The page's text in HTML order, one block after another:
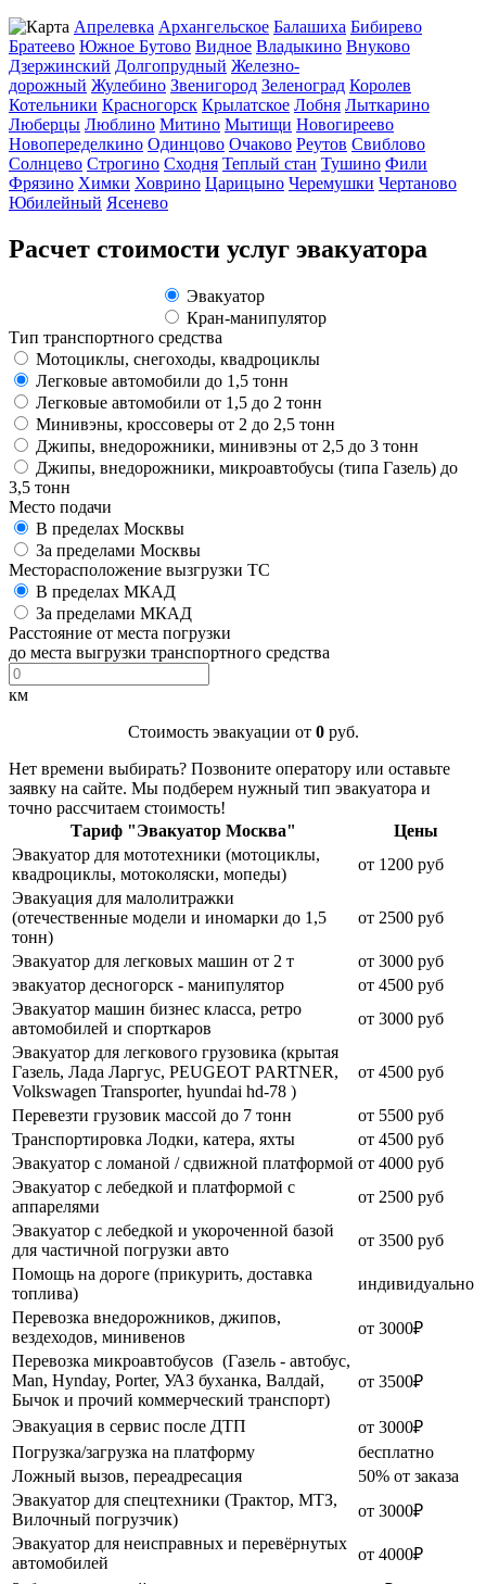
Апрелевка Архангельское Балашиха Бибирево
Братеево Южное Бутово Видное Владыкино Внуково
Дзержинский Долгопрудный Железно-
дорожный Жулебино Звенигород Зеленоград Королев
Котельники Красногорск Крылатское Лобня Лыткарино
Люберцы Люблино Митино Мытищи Новогиреево
Новопеределкино Одинцово Очаково Реутов Свиблово
Солнцево Строгино Сходня Теплый стан Тушино Фили
Фрязино Химки Ховрино Царицыно Черемушки Чертаново
Юбилейный Ясенево
Расчет стоимости услуг эвакуатора
Эвакуатор
Кран-манипулятор
Тип транспортного средства
Мотоциклы, снегоходы, квадроциклы
Легковые автомобили до 1,5 тонн
Легковые автомобили от 1,5 до 2 тонн
Минивэны, кроссоверы от 2 до 2,5 тонн
Джипы, внедорожники, минивэны от 2,5 до 3 тонн
Джипы, внедорожники, микроавтобусы (типа Газель) до
3,5 тонн
Место подачи
В пределах Москвы
За пределами Москвы
Месторасположение вызгрузки ТС
В пределах МКАД
За пределами МКАД
Расстояние от места погрузки
до места выгрузки транспортного средства
км
Стоимость эвакуации от 0руб.
Нет времени выбирать? Позвоните оператору или оставьте
заявку на сайте. Мы подберем нужный тип эвакуатора и
точно рассчитаем стоимость!
Тариф "Эвакуатор Москва"
Цены
Эвакуатор для мототехники (мотоциклы,
квадроциклы, мотоколяски, мопеды)
от 1200 руб
Эвакуация для малолитражки
(отечественные модели и иномарки до 1,5
тонн)
от 2500 руб
Эвакуатор для легковых машин от 2 т
от 3000 руб
эвакуатор десногорск - манипулятор
от 4500 руб
Эвакуатор машин бизнес класса, ретро
автомобилей и спорткаров
от 3000 руб
Эвакуатор для легкового грузовика (крытая
Газель, Лада Ларгус, PEUGEOT PARTNER,
Volkswagen Transporter, hyundai hd-78 )
от 4500 руб
Перевезти грузовик массой до 7 тонн
от 5500 руб
Транспортировка Лодки, катера, яхты
от 4500 руб
Эвакуатор c ломаной / сдвижной платформой от 4000 руб
Эвакуатор с лебедкой и платформой с
аппарелями
от 2500 руб
Эвакуатор с лебедкой и укороченной базой
для частичной погрузки авто
от 3500 руб
Помощь на дороге (прикурить, доставка
топлива)
индивидуально
Перевозка внедорожников, джипов,
вездеходов, минивенов
от 3000₽
Перевозка микроавтобусов (Газель - автобус,
Man, Hynday, Porter, УАЗ буханка, Валдай,
Бычок и прочий коммерческий транспорт)
от 3500₽
Эвакуация в сервис после ДТП
от 3000₽
Погрузка/загрузка на платформу
бесплатно
Ложный вызов, переадресация
50% от заказа
Эвакуатор для спецтехники (Трактор, МТЗ,
Вилочный погрузчик)
от 3000₽
Эвакуатор для неисправных и перевёрнутых
автомобилей
от 4000₽